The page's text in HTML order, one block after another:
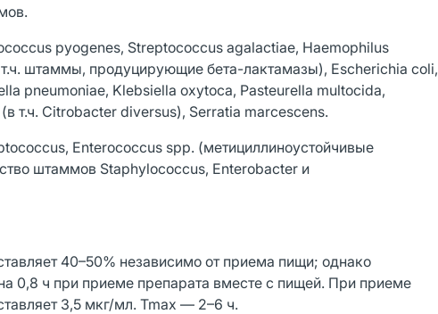
pyogenes, Streptococcus agalactiae, Haemophilus
штаммы, продуцирующие бета-лактамазы), Escherichia coli,
pneumoniae, Klebsiella oxytoca, Pasteurella multocida,
т.ч. Citrobacter diversus), Serratia marcescens.
Enterococcus spp. (метициллиноустойчивые
штаммов Staphylococcus, Enterobacter и
40–50% независимо от приема пищи; однако
0,8 ч при приеме препарата вместе с пищей. При приеме
3,5 мкг/мл. Tmax — 2–6 ч.